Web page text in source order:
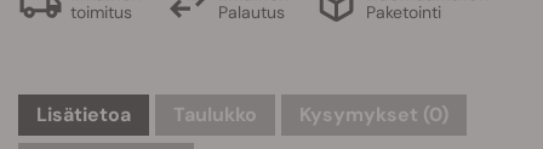
toimitus
Palautus
Paketointi
Lisätietoa Taulukko Kysymykset (0)